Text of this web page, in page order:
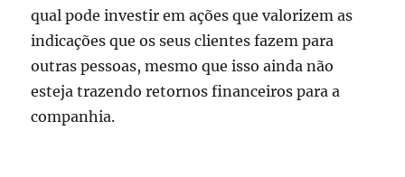
qual pode investir em ações que valorizem as
indicações que os seus clientes fazem para
outras pessoas, mesmo que isso ainda não
esteja trazendo retornos financeiros para a
companhia.